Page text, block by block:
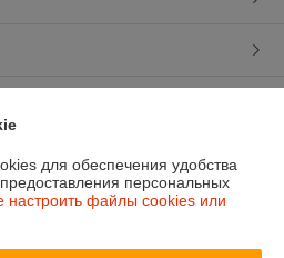
для обеспечения удобства
персональных
настроить файлы cookies или